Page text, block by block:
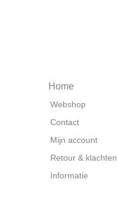
Home
Webshop
Contact
Mijn account
Retour & klachten
Informatie